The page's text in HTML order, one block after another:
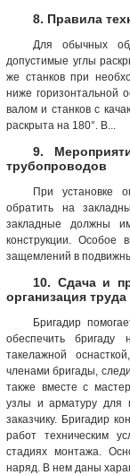
8. Правила
Для обычных
допустимые углы
же станков при
ниже горизонтальной
валом и станков с
раскрыта на 180°. В...
9.
трубопроводов
При установке
обратить на
закладные должны
конструкции. Особое
защемлений в
10. Сдача и
организация труда
Бригадир
обеспечить бригаду
такелажной
членами бригады,
также вместе с
узлы и арматуру для
заказчику. Бригадир
работ техническим
стадиях монтажа.
наряд. В нем даны